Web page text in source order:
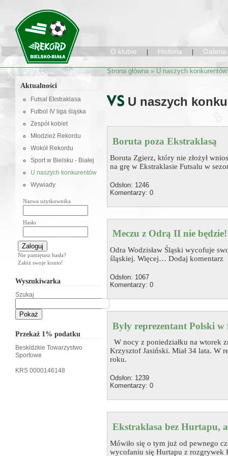
O klubie Historia Galeria
Aktualności
Futsal Ekstraklasa
Futbol IV liga śląska
Zespół kobiet
Młodzież Rekordu
Wokół Rekordu
Sport w Bielsku - Białej
U naszych konkurentów
Wywiady
Nazwa użytkownika
Hasło
Nie pamiętasz hasła?
Załóż swoje konto!
Wyszukiwarka
Szukaj
Przekaż 1% podatku
Beskidzkie Towarzystwo
Sportowe
KRS 0000146148
Strona główna» U naszych konkurentów
U naszych
Boruta poza Ekstraklasą
Boruta Zgierz, który nie złożył
na grę w Ekstraklasie Futsalu w
Odsłon: 1246
Komentarzy: 0
Meczu z Odrą II nie będzie!
Odra Wodzisław Śląski wycofuje
śląskiej. Więcej… Dodaj komentarz
Odsłon: 1067
Komentarzy: 0
Były reprezentant Polski
W nocy z poniedziałku na wtorek
Krzysztof Jasiński. Miał 34 lata. W
roku.
Odsłon: 1239
Komentarzy: 0
Ekstraklasa bez Hurtapu,
Mówiło się o tym już od pewnego
wycofaniu się Hurtapu z rozgrywek